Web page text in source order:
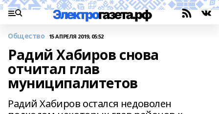
Общество 15 АПРЕЛЯ 2019, 05:52
Радий Хабиров снова
отчитал глав
муниципалитетов
Радий Хабиров остался недоволен